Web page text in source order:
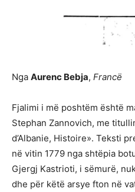
Nga Aurenc Bebja, Francë
Fjalimi i më poshtëm është
Stephan Zannovich, me
d’Albanie, Histoire». Teksti
në vitin 1779 nga shtëpia
Gjergj Kastrioti, i sëmurë,
dhe për këtë arsye fton në